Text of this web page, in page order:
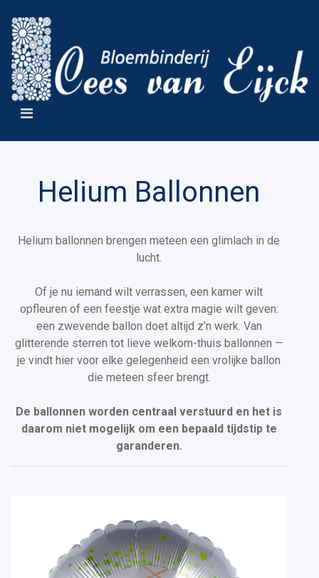
Helium Ballonnen
Helium ballonnen brengen meteen een glimlach in de
lucht.
Of je nu iemand wilt verrassen, een kamer wilt
opfleuren of een feestje wat extra magie wilt geven:
een zwevende ballon doet altijd z’n werk. Van
glitterende sterren tot lieve welkom-thuis ballonnen —
je vindt hier voor elke gelegenheid een vrolijke ballon
die meteen sfeer brengt.
De ballonnen worden centraal verstuurd en het is
daarom niet mogelijk om een bepaald tijdstip te
garanderen.